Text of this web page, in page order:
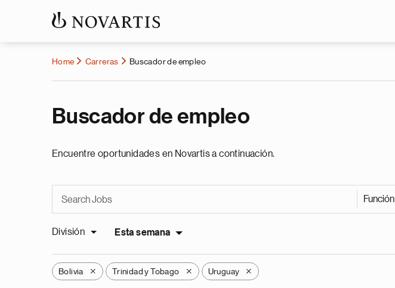
Home Carreras Buscador de empleo
Buscador de empleo
Encuentre oportunidades en Novartis a continuación.
Función
División Esta semana
Bolivia X Trinidad y Tobago X Uruguay X